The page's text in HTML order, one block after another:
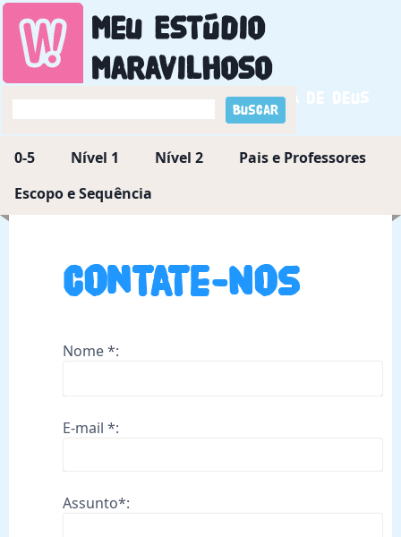
Meu Estúdio
Maravilhoso
Descobrindo a maravilha de Deus
0-5 Nível 1 Nível 2
Pais e Professores
Escopo e Sequência
Contate-Nos
Nome *:
E-mail *:
Assunto*: